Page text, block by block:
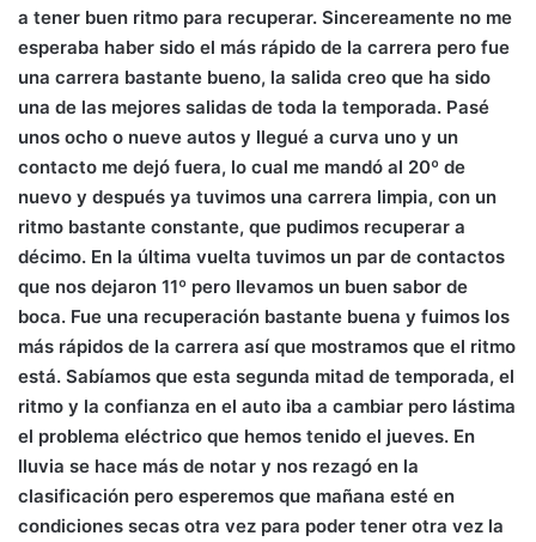
a tener buen ritmo para recuperar. Sincereamente no me
esperaba haber sido el más rápido de la carrera pero fue
una carrera bastante bueno, la salida creo que ha sido
una de las mejores salidas de toda la temporada. Pasé
unos ocho o nueve autos y llegué a curva uno y un
contacto me dejó fuera, lo cual me mandó al 20º de
nuevo y después ya tuvimos una carrera limpia, con un
ritmo bastante constante, que pudimos recuperar a
décimo. En la última vuelta tuvimos un par de contactos
que nos dejaron 11º pero llevamos un buen sabor de
boca. Fue una recuperación bastante buena y fuimos los
más rápidos de la carrera así que mostramos que el ritmo
está. Sabíamos que esta segunda mitad de temporada, el
ritmo y la confianza en el auto iba a cambiar pero lástima
el problema eléctrico que hemos tenido el jueves. En
lluvia se hace más de notar y nos rezagó en la
clasificación pero esperemos que mañana esté en
condiciones secas otra vez para poder tener otra vez la